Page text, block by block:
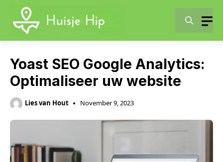
content
Yoast SEO Google Analytics:
Optimaliseer uw website
Lies van Hout November 9, 2023